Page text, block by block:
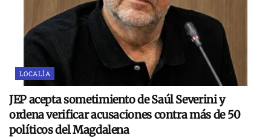
LOCALÍA
JEP acepta sometimiento de Saúl Severini y
ordena verificar acusaciones contra más de 50
políticos del Magdalena